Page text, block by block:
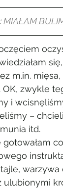
MIAŁAM
m.in.
OK, zwykle
i
–
itd.